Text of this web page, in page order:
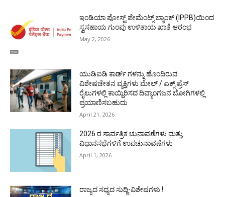
ಇಂಡಿಯಾ ಪೋಸ್ಟ್ ಪೇಮೆಂಟ್ಸ್ ಬ್ಯಾಂಕ್ (IPPB)ಯಿಂದ
ಸ್ವಸಹಾಯ ಗುಂಪು ಉಳಿತಾಯ ಖಾತೆ ಆರಂಭ
May 2, 2026
ಯುಡಿಐಡಿ ಕಾರ್ಡ್ ಗಳನ್ನು ಹೊಂದಿರುವ
ವಿಶೇಷಚೇತನ ವ್ಯಕ್ತಿಗಳು ಮೇಲ್ / ಎಕ್ಸ್ ಪ್ರೆಸ್
ರೈಲುಗಳಲ್ಲಿ ಕಾಯ್ದಿರಿಸದ ದಿವ್ಯಾಂಗಜನ ಬೋಗಿಗಳಲ್ಲಿ
ಪ್ರಯಾಣಿಸಬಹುದು
April 21, 2026
2026 ರ ಸಾರ್ವತ್ರಿಕ ಚುನಾವಣೆಗಳು ಮತ್ತು
ವಿಧಾನಸಭೆಗಳಿಗೆ ಉಪಚುನಾವಣೆಗಳು
April 1, 2026
ರಾಜ್ಯದ ಸಧ್ಯದ ಸುದ್ದಿ-ವಿಶೇಷಗಳು !